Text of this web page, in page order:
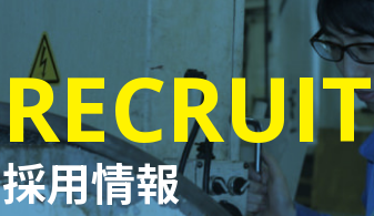
RECRUIT
採用情報